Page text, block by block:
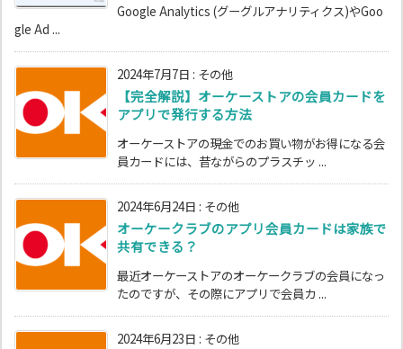
Google Analytics (グーグルアナリティクス)やGoo
gle Ad ...
2024年7月7日 : その他
【完全解説】オーケーストアの会員カードを
アプリで発行する方法
オーケーストアの現金でのお買い物がお得になる会
員カードには、昔ながらのプラスチッ ...
2024年6月24日 : その他
オーケークラブのアプリ会員カードは家族で
共有できる？
最近オーケーストアのオーケークラブの会員になっ
たのですが、その際にアプリで会員カ ...
2024年6月23日 : その他